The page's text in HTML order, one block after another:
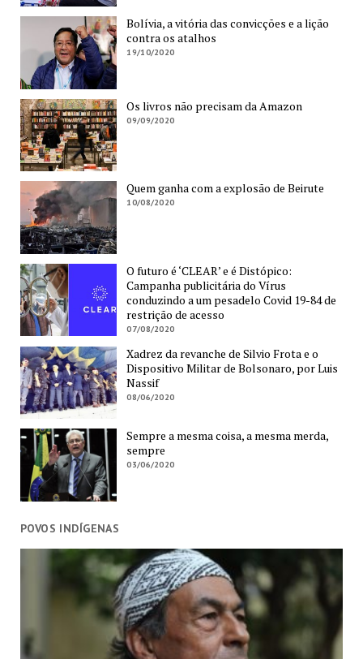
Bolívia, a vitória das convicções e a lição
contra os atalhos
19/10/2020
Os livros não precisam da Amazon
09/09/2020
Quem ganha com a explosão de Beirute
10/08/2020
O futuro é ‘CLEAR’ e é Distópico:
Campanha publicitária do Vírus
conduzindo a um pesadelo Covid 19-84 de
restrição de acesso
07/08/2020
Xadrez da revanche de Silvio Frota e o
Dispositivo Militar de Bolsonaro, por Luis
Nassif
08/06/2020
Sempre a mesma coisa, a mesma merda,
sempre
03/06/2020
POVOS INDÍGENAS